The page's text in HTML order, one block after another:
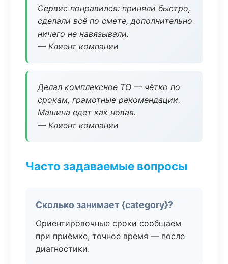
Сервис понравился: приняли быстро,
сделали всё по смете, дополнительно
ничего не навязывали.
— Клиент компании
Делал комплексное ТО — чётко по
срокам, грамотные рекомендации.
Машина едет как новая.
— Клиент компании
Часто задаваемые вопросы
Сколько занимает {category}?
Ориентировочные сроки сообщаем
при приёмке, точное время — после
диагностики.